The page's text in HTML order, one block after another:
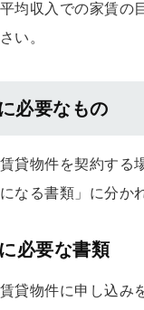
均収入での家賃の
い。
必要なもの
貸物件を契約する
なる書類」に分か
必要な書類
貸物件に申し込み